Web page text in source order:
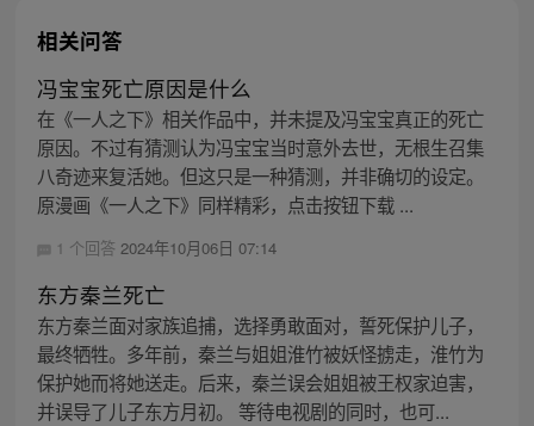
相关问答
冯宝宝死亡原因是什么
在《一人之下》相关作品中，并未提及冯宝宝真正的死亡
原因。不过有猜测认为冯宝宝当时意外去世，无根生召集
八奇迹来复活她。但这只是一种猜测，并非确切的设定。
原漫画《一人之下》同样精彩，点击按钮下载 ...
1 个回答 2024年10月06日 07:14
东方秦兰死亡
东方秦兰面对家族追捕，选择勇敢面对，誓死保护儿子，
最终牺牲。多年前，秦兰与姐姐淮竹被妖怪掳走，淮竹为
保护她而将她送走。后来，秦兰误会姐姐被王权家迫害，
并误导了儿子东方月初。 等待电视剧的同时，也可...